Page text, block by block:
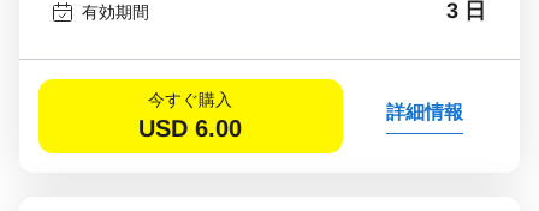
有効期間 3 日
今すぐ購入
USD 6.00
詳細情報